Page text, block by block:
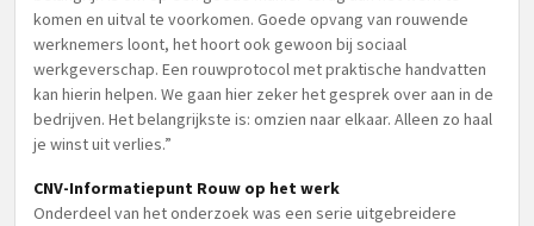
komen en uitval te voorkomen. Goede opvang van rouwende
werknemers loont, het hoort ook gewoon bij sociaal
werkgeverschap. Een rouwprotocol met praktische handvatten
kan hierin helpen. We gaan hier zeker het gesprek over aan in de
bedrijven. Het belangrijkste is: omzien naar elkaar. Alleen zo haal
je winst uit verlies.”
CNV-Informatiepunt Rouw op het werk
Onderdeel van het onderzoek was een serie uitgebreidere